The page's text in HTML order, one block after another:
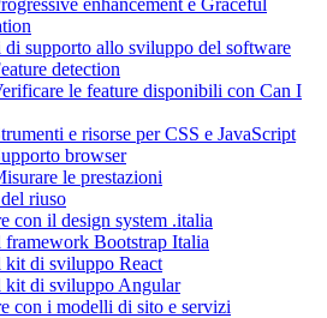
enhancement e Graceful
di supporto allo sviluppo del software
detection
le feature disponibili con Can I
e risorse per CSS e JavaScript
browser
le prestazioni
riuso
con il design system .italia
framework Bootstrap Italia
kit di sviluppo React
kit di sviluppo Angular
con i modelli di sito e servizi